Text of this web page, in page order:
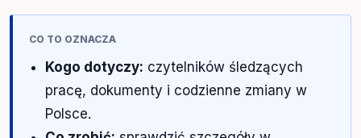
CO TO OZNACZA
Kogo dotyczy: czytelników śledzących
pracę, dokumenty i codzienne zmiany w
Polsce.